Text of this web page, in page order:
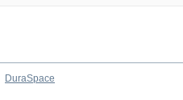
DuraSpace